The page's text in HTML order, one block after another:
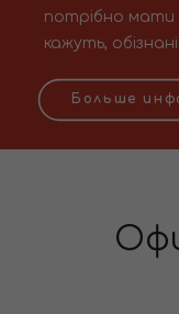
потрібно мати
кажуть,
Больше